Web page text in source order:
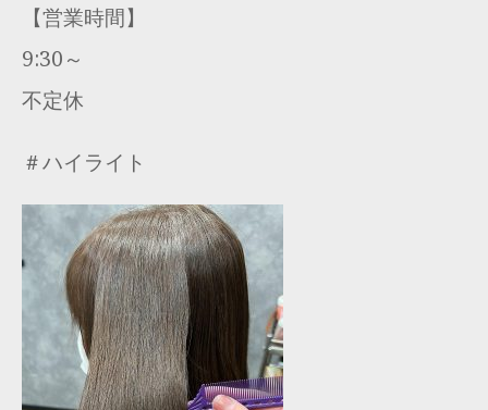
【営業時間】
9:30～
不定休
＃ハイライト